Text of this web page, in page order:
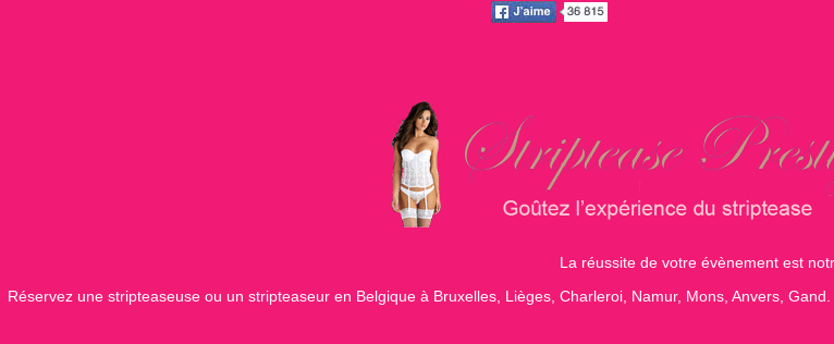
La réussite de votre évènement est
Réservez une stripteaseuse ou un stripteaseur en Belgique à Bruxelles, Lièges, Charleroi, Namur, Mons, Anvers,